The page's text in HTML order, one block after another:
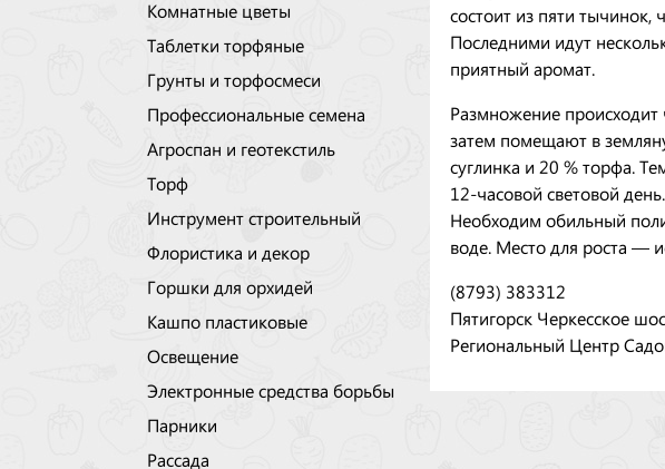
Комнатные цветы
Таблетки торфяные
Грунты и торфосмеси
Профессиональные семена
Агроспан и геотекстиль
Торф
Инструмент строительный
Флористика и декор
Горшки для орхидей
Кашпо пластиковые
Освещение
Электронные средства борьбы
Парники
Рассада
состоит из пяти тычинок,
Последними идут
приятный аромат.
Размножение происходит
затем помещают в
суглинка и 20 % торфа.
12-часовой световой
Необходим обильный
воде. Место для роста —
(8793) 383312
Пятигорск Черкесское
Региональный Центр